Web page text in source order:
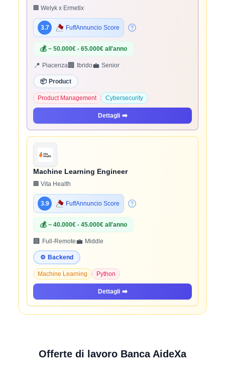
🏢 Welyk x Ermetix
3.7 FuffAnnuncio Score
💰 ~ 50.000€ - 65.000€ all'anno
📍 Piacenza🏢 Ibrido💼 Senior
📦 Product
Product Management Cybersecurity
Dettagli ➡️
Machine Learning Engineer
🏢 Vita Health
3.9 FuffAnnuncio Score
💰 ~ 40.000€ - 45.000€ all'anno
🏢 Full-Remote💼 Middle
⚙️ Backend
Machine Learning Python
Dettagli ➡️
Offerte di lavoro Banca AideXa